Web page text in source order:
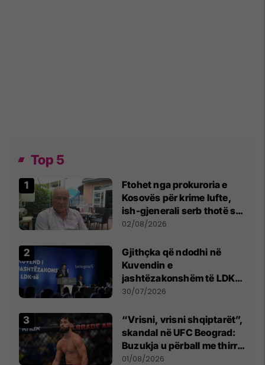
Top 5
Ftohet nga prokuroria e
Kosovës për krime lufte,
ish-gjenerali serb thotë se
dikush e tradhtoi në
02/08/2026
Gjithçka që ndodhi në
Kuvendin e
jashtëzakonshëm të LDK-
së
30/07/2026
“Vrisni, vrisni shqiptarët”,
skandal në UFC Beograd:
Buzukja u përball me thirrje
anti-shqiptare nga
01/08/2026